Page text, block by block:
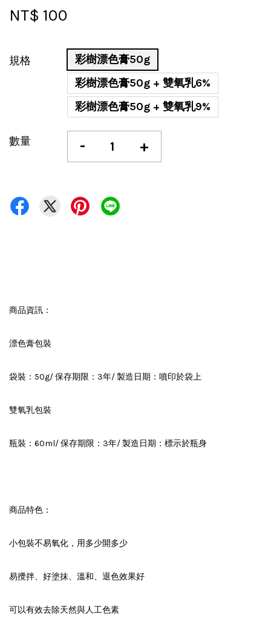
NT$ 100
規格
彩樹漂色膏50g
彩樹漂色膏50g + 雙氧乳6%
彩樹漂色膏50g + 雙氧乳9%
數量 - +
商品資訊：
漂色膏包裝
袋裝：50g/ 保存期限：3年/ 製造日期：噴印於袋上
雙氧乳包裝
瓶裝：60ml/ 保存期限：3年/ 製造日期：標示於瓶身
商品特色：
小包裝不易氧化，用多少開多少
易攪拌、好塗抹、溫和、退色效果好
可以有效去除天然與人工色素